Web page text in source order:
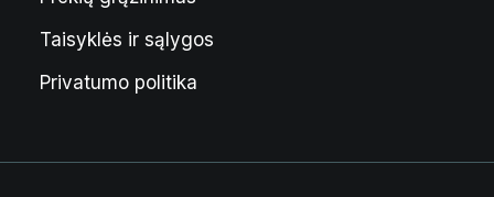
Taisyklės ir sąlygos
Privatumo politika